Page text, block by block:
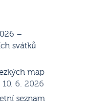
–
svátků
map
10. 6. 2026
seznam